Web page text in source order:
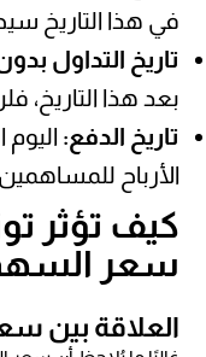
في هذا التاريخ
تاريخ التداول
بعد هذا التاريخ،
تاريخ الدفع:
الأرباح
كيف تؤثر
سعر
العلاقة بين